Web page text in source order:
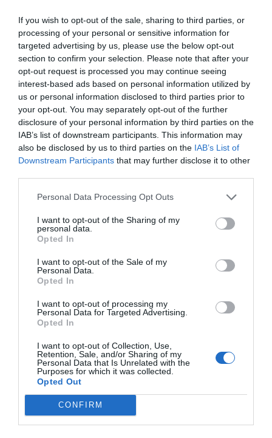
If you wish to opt-out of the sale, sharing to third parties, or
processing of your personal or sensitive information for
targeted advertising by us, please use the below opt-out
section to confirm your selection. Please note that after your
opt-out request is processed you may continue seeing
interest-based ads based on personal information utilized by
us or personal information disclosed to third parties prior to
your opt-out. You may separately opt-out of the further
disclosure of your personal information by third parties on the
IAB’s list of downstream participants. This information may
also be disclosed by us to third parties on the IAB’s List of
Downstream Participants that may further disclose it to other
Personal Data Processing Opt Outs
I want to opt-out of the Sharing of my
personal data.
Opted In
I want to opt-out of the Sale of my
Personal Data.
Opted In
I want to opt-out of processing my
Personal Data for Targeted Advertising.
Opted In
I want to opt-out of Collection, Use,
Retention, Sale, and/or Sharing of my
Personal Data that Is Unrelated with the
Purposes for which it was collected.
Opted Out
CONFIRM
última, en lloc de fer un pagament per
quilòmetres recorreguts, consisteix en pagar per
períodes de temps -mitjançant abonaments de
dia, mes o any, per exemple-.
Brussel·les també ha donat la seva opinió sobre el
model que cal aplicar a l'Estat espanyol.
"Clarament", la Unió Europea prefereix "els
peatges que la vinyeta". De fet, si en alguna cosa
està d'acord gairebé tothom és que ha de ser un
model de "qui contamina, paga". El portaveu de la
declaracions a l'ACN que la UE no qüestiona si el
sistema ha de ser públic o privat. Així doncs, hi ha
carta blanca des de Brussel·les però amb
recomanacions poc concretes.
Si més camions de
mercaderies comencen a
circular per les autopistes
que ja no són de pagament
-que abans evitaven-,
l'asfalt patirà i el cost de